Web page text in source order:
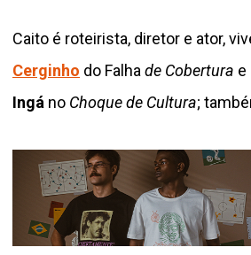
Caito é roteirista, diretor e ator,
Cerginho do Falha de Cobertura e
Ingá no Choque de Cultura;